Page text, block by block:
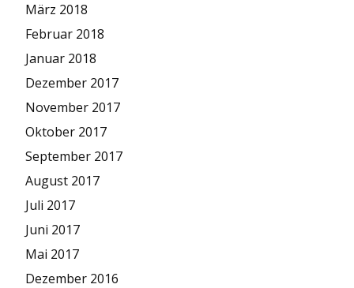
März 2018
Februar 2018
Januar 2018
Dezember 2017
November 2017
Oktober 2017
September 2017
August 2017
Juli 2017
Juni 2017
Mai 2017
Dezember 2016